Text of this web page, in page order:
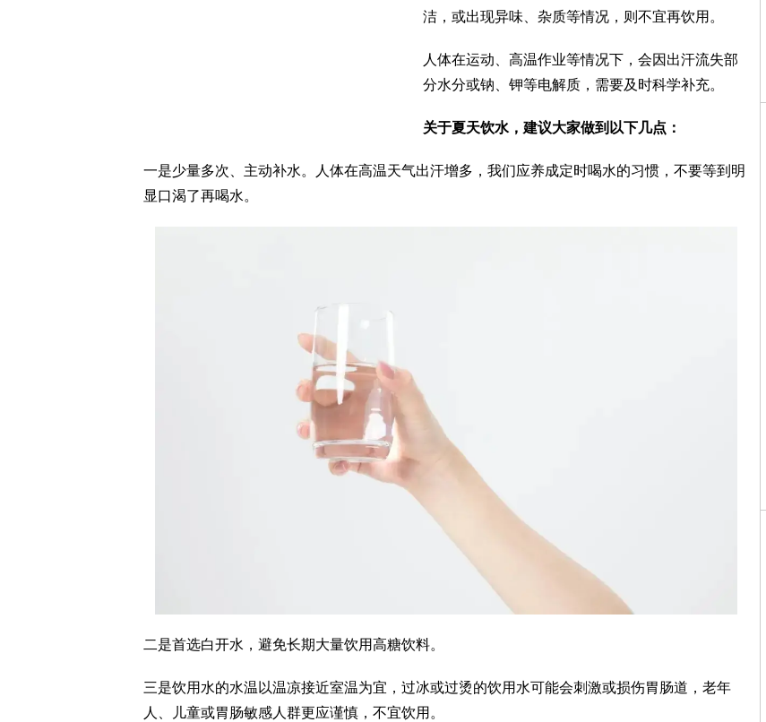
洁，或出现异味、杂质等情况，则不宜再饮用。
人体在运动、高温作业等情况下，会因出汗流失部
分水分或钠、钾等电解质，需要及时科学补充。
关于夏天饮水，建议大家做到以下几点：
一是少量多次、主动补水。人体在高温天气出汗增多，我们应养成定时喝水的习惯，不要等到明
显口渴了再喝水。
二是首选白开水，避免长期大量饮用高糖饮料。
三是饮用水的水温以温凉接近室温为宜，过冰或过烫的饮用水可能会刺激或损伤胃肠道，老年
人、儿童或胃肠敏感人群更应谨慎，不宜饮用。